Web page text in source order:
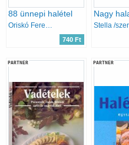
88 ünnepi halétel
Oriskó Ferenc; Pár Gyula
740 Ft
PARTNER PARTNER